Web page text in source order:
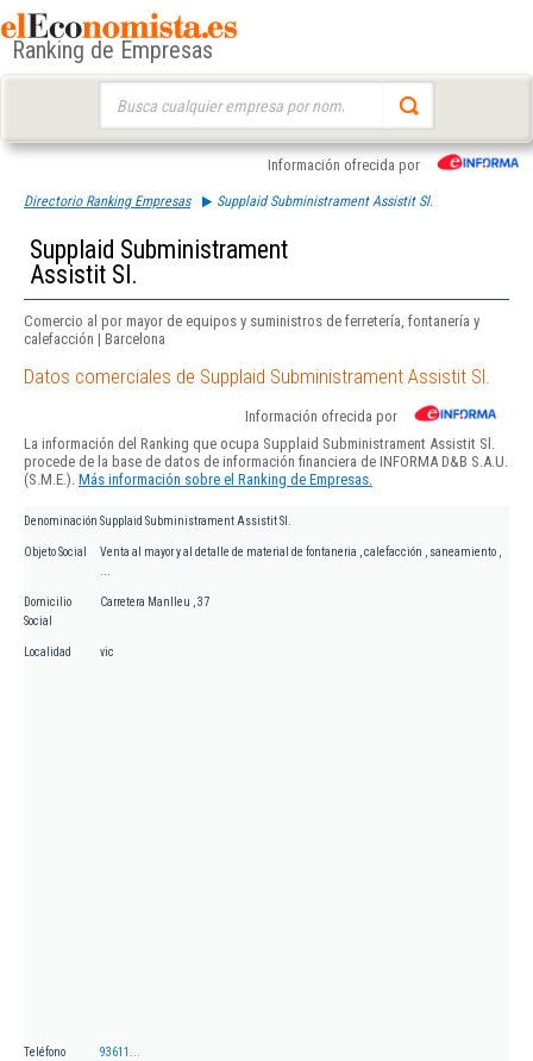
Ranking de Empresas
Información ofrecida por
Directorio Ranking Empresas Supplaid Subministrament Assistit Sl.
Supplaid Subministrament
Assistit Sl.
Comercio al por mayor de equipos y suministros de ferretería, fontanería y
calefacción | Barcelona
Datos comerciales de Supplaid Subministrament Assistit Sl.
Información ofrecida por
La información del Ranking que ocupa Supplaid Subministrament Assistit Sl.
procede de la base de datos de información financiera de INFORMA D&B S.A.U.
(S.M.E.). Más información sobre el Ranking de Empresas.
Denominación Supplaid Subministrament Assistit Sl.
Objeto Social
Venta al mayor y al detalle de material de fontaneria , calefacción , saneamiento ,
...
Domicilio
Social
Carretera Manlleu , 37
Localidad vic
Teléfono 93611...